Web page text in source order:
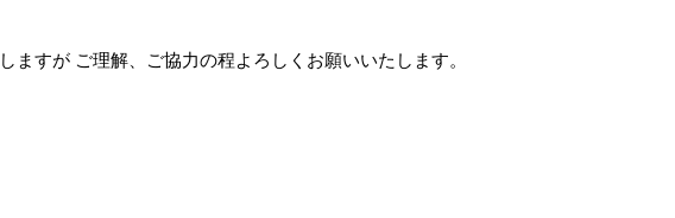
ますが ご理解、ご協力の程よろしくお願いいたします。